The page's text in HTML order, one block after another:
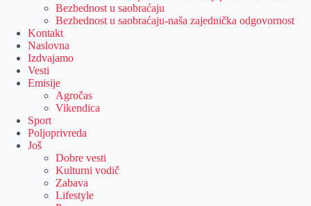
Bezbednost u saobraćaju
Bezbednost u saobraćaju-naša zajednička odgovornost
Kontakt
Naslovna
Izdvajamo
Vesti
Emisije
Agročas
Vikendica
Sport
Poljoprivreda
Još
Dobre vesti
Kulturni vodič
Zabava
Lifestyle